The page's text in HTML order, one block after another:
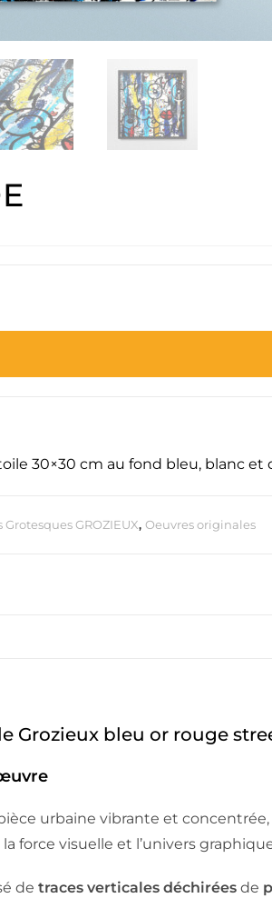
30×30 cm au fond bleu, blanc et
GROZIEUX, Oeuvres originales
Grozieux bleu or rouge
urbaine vibrante et
force visuelle et l’univers
de traces verticales déchirées de